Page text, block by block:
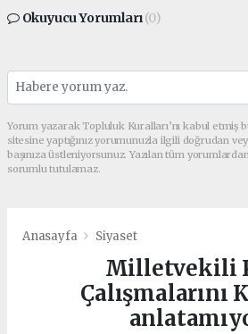
Okuyucu Yorumları(0)
Yorum yazarak Topluluk Kuralları’nı kabul etmiş
sitesine yaptığınız yorumunuzla ilgili doğrudan
başınıza üstleniyorsunuz. Yazılan tüm
sorumlu tutulamaz.
Anasayfa Siyaset
Milletvekili
Çalışmalarını